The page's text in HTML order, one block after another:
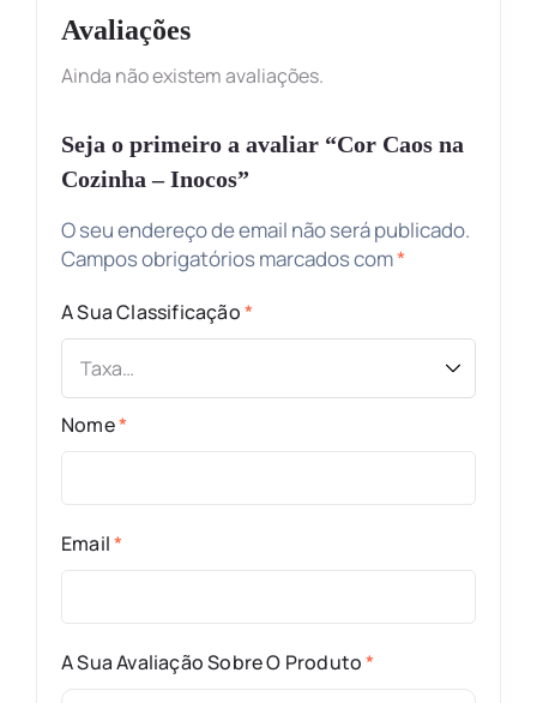
Avaliações
Ainda não existem avaliações.
Seja o primeiro a avaliar “Cor Caos na
Cozinha – Inocos”
O seu endereço de email não será publicado.
Campos obrigatórios marcados com*
A Sua Classificação*
A Sua Avaliação Sobre O Produto*
Nome*
Email*